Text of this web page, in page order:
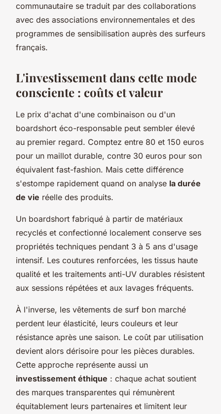
communautaire se traduit par des collaborations
avec des associations environnementales et des
programmes de sensibilisation auprès des surfeurs
français.
L'investissement dans cette mode
consciente : coûts et valeur
Le prix d'achat d'une combinaison ou d'un
boardshort éco-responsable peut sembler élevé
au premier regard. Comptez entre 80 et 150 euros
pour un maillot durable, contre 30 euros pour son
équivalent fast-fashion. Mais cette différence
s'estompe rapidement quand on analyse la durée
de vie réelle des produits.
Un boardshort fabriqué à partir de matériaux
recyclés et confectionné localement conserve ses
propriétés techniques pendant 3 à 5 ans d'usage
intensif. Les coutures renforcées, les tissus haute
qualité et les traitements anti-UV durables résistent
aux sessions répétées et aux lavages fréquents.
À l'inverse, les vêtements de surf bon marché
perdent leur élasticité, leurs couleurs et leur
résistance après une saison. Le coût par utilisation
devient alors dérisoire pour les pièces durables.
Cette approche représente aussi un
investissement éthique : chaque achat soutient
des marques transparentes qui rémunèrent
équitablement leurs partenaires et limitent leur